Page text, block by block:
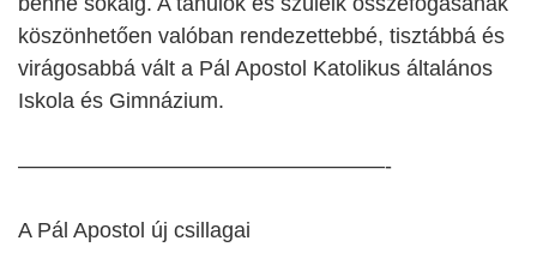
köszönhetően valóban rendezettebbé, tisztábbá és
virágosabbá vált a Pál Apostol Katolikus általános
Iskola és Gimnázium.
—————————————————-
A Pál Apostol új csillagai